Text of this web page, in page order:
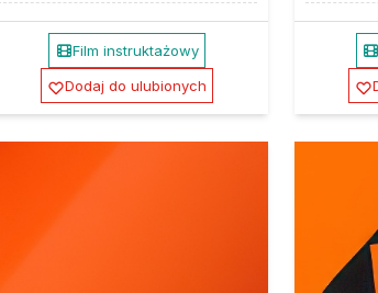
Film instruktażowy
Dodaj do ulubionych